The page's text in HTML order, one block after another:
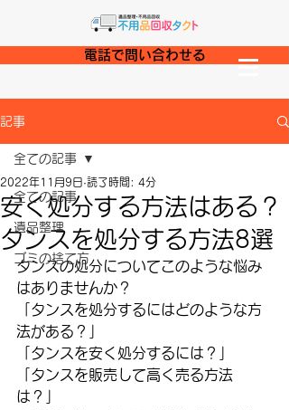
電話で問い合わせる
記事
全ての記事
遺品整理
ゴミの捨て方
全ての記事
安く処分する方法はある？
タンスを処分する方法8選
2022年11月9日 読了時間: 4分
タンスの処分についてこのような悩み
はありませんか？
「タンスを処分するにはどのような方
法がある？」
「タンスを安く処分するには？」
「タンスを販売して高く売る方法
は？」